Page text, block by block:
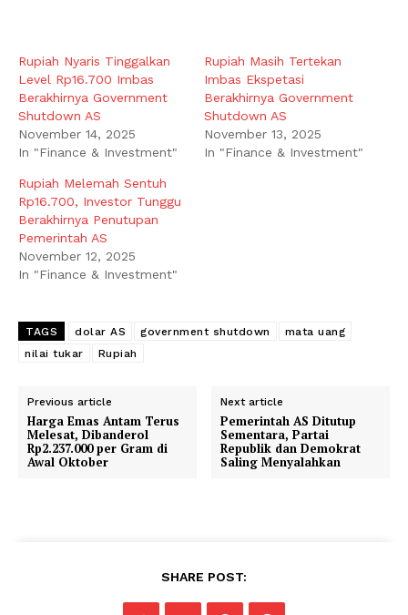
Rupiah Nyaris Tinggalkan
Level Rp16.700 Imbas
Berakhirnya Government
Shutdown AS
November 14, 2025
In "Finance & Investment"
Rupiah Masih Tertekan
Imbas Ekspetasi
Berakhirnya Government
Shutdown AS
November 13, 2025
In "Finance & Investment"
Rupiah Melemah Sentuh
Rp16.700, Investor Tunggu
Berakhirnya Penutupan
Pemerintah AS
November 12, 2025
In "Finance & Investment"
TAGS dolar AS government shutdown
mata uang
nilai tukar
Rupiah
Previous article
Harga Emas Antam Terus
Melesat, Dibanderol
Rp2.237.000 per Gram di
Awal Oktober
Next article
Pemerintah AS Ditutup
Sementara, Partai
Republik dan Demokrat
Saling Menyalahkan
SHARE POST: